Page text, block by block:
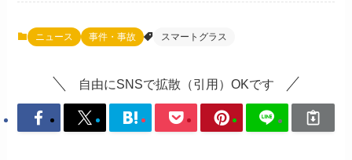
ニュース 事件・事故 スマートグラス
自由にSNSで拡散（引用）OKです